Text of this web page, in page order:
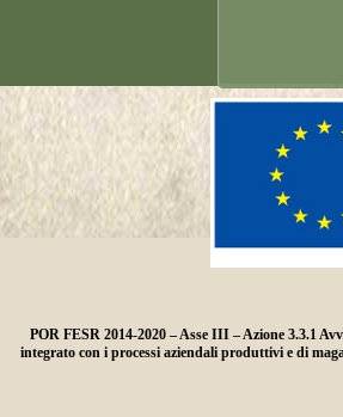
POR FESR 2014-2020 – Asse III – Azione 3.3.1
integrato con i processi aziendali produttivi e di